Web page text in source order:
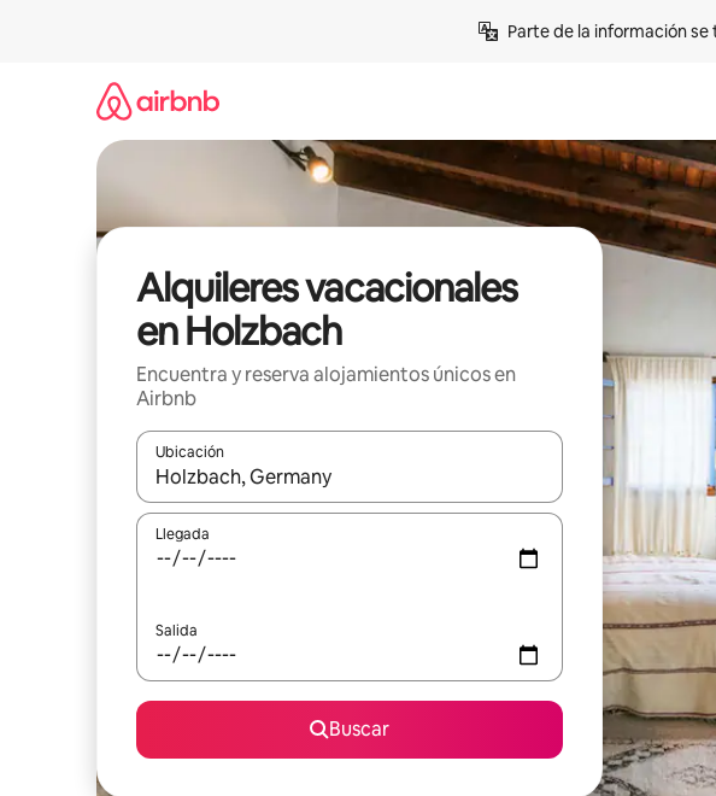
Parte de la información
Alquileres vacacionales
en Holzbach
Encuentra y reserva alojamientos únicos en
Airbnb
Ubicación
Cuando los resultados estén disponibles, navega con las teclas de
Llegada
Salida
Buscar